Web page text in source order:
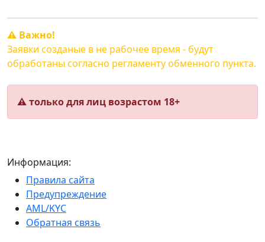
⚠️ Важно!
Заявки созданые в не рабочее время - будут
обработаны согласно регламенту обменного пункта.
⚠️ только для лиц возрастом 18+
Информация:
Правила сайта
Предупреждение
AML/KYC
Обратная связь